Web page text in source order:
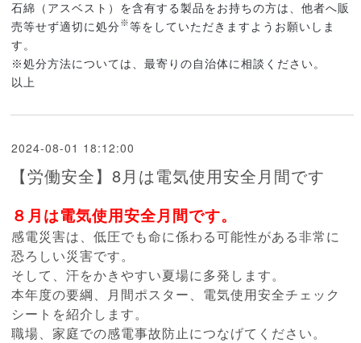
石綿（アスベスト）を含有する製品をお持ちの方は、他者へ販
売等せず適切に処分※等をしていただきますようお願いしま
す。
※処分方法については、最寄りの自治体に相談ください。
以上
2024-08-01 18:12:00
【労働安全】8月は電気使用安全月間です
８月は電気使用安全月間です。
感電災害は、低圧でも命に係わる可能性がある非常に
恐ろしい災害です。
そして、汗をかきやすい夏場に多発します。
本年度の要綱、月間ポスター、電気使用安全チェック
シートを紹介します。
職場、家庭での感電事故防止につなげてください。